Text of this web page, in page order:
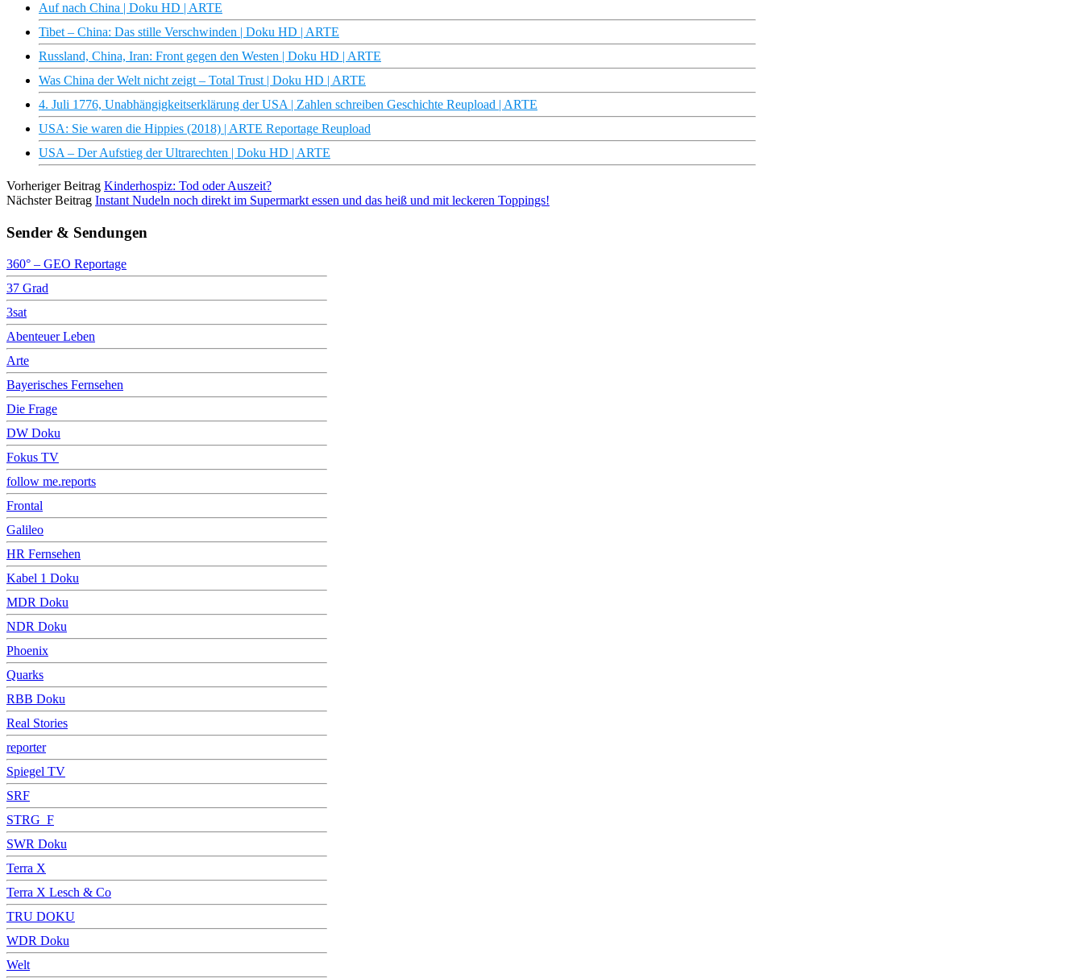
Auf nach China | Doku HD | ARTE
Tibet – China: Das stille Verschwinden | Doku HD | ARTE
Russland, China, Iran: Front gegen den Westen | Doku HD | ARTE
Was China der Welt nicht zeigt – Total Trust | Doku HD | ARTE
4. Juli 1776, Unabhängigkeitserklärung der USA | Zahlen schreiben Geschichte Reupload | ARTE
USA: Sie waren die Hippies (2018) | ARTE Reportage Reupload
USA – Der Aufstieg der Ultrarechten | Doku HD | ARTE
Vorheriger Beitrag Kinderhospiz: Tod oder Auszeit?
Nächster Beitrag Instant Nudeln noch direkt im Supermarkt essen und das heiß und mit leckeren Toppings!
Sender & Sendungen
360° – GEO Reportage
37 Grad
3sat
Abenteuer Leben
Arte
Bayerisches Fernsehen
Die Frage
DW Doku
Fokus TV
follow me.reports
Frontal
Galileo
HR Fernsehen
Kabel 1 Doku
MDR Doku
NDR Doku
Phoenix
Quarks
RBB Doku
Real Stories
reporter
Spiegel TV
SRF
STRG_F
SWR Doku
Terra X
Terra X Lesch & Co
TRU DOKU
WDR Doku
Welt